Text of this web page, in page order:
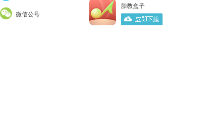
微信公号
胎教盒子